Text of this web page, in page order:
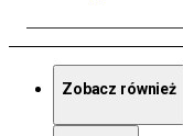
Zobacz również